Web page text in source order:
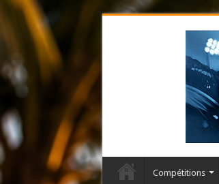
Compétitions